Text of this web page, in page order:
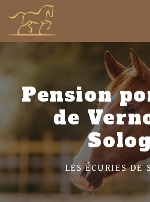
Pension
de
LES ÉCURIES DE
Panneau de gestion des cookies